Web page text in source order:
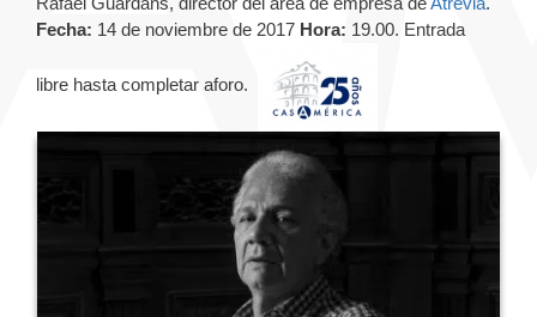
Fecha: 14 de noviembre de 2017 Hora: 19.00. Entrada
libre hasta completar aforo.